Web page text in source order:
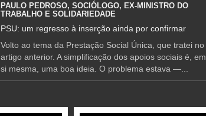
PAULO PEDROSO, SOCIÓLOGO, EX-MINISTRO DO
TRABALHO E SOLIDARIEDADE
PSU: um regresso à inserção ainda por confirmar
Volto ao tema da Prestação Social Única, que tratei no
artigo anterior. A simplificação dos apoios sociais é, em
si mesma, uma boa ideia. O problema estava —...